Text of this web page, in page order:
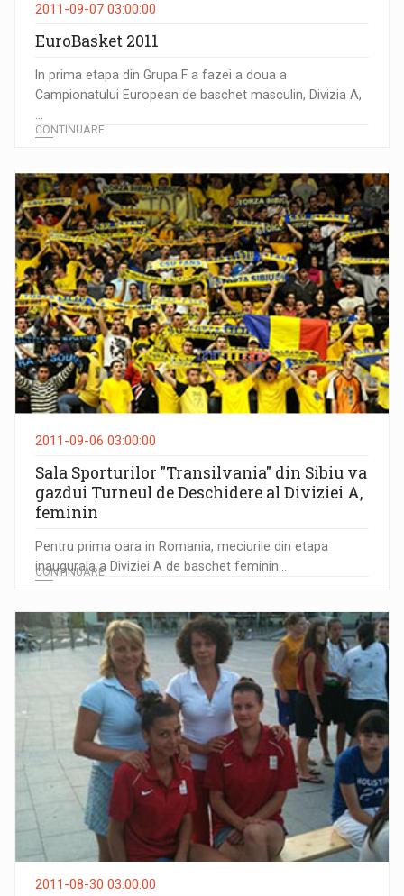
2011-09-07 03:00:00
EuroBasket 2011
In prima etapa din Grupa F a fazei a doua a
Campionatului European de baschet masculin, Divizia A,
...
CONTINUARE
2011-09-06 03:00:00
Sala Sporturilor "Transilvania" din Sibiu va
gazdui Turneul de Deschidere al Diviziei A,
feminin
Pentru prima oara in Romania, meciurile din etapa
inaugurala a Diviziei A de baschet feminin...
CONTINUARE
2011-08-30 03:00:00